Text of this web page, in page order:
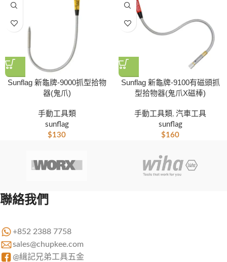
Sunflag 新龜牌-9000抓型拾物
器(鬼爪)
手動工具類
sunflag
$130
Sunflag 新龜牌-9100有磁頭抓
型拾物器(鬼爪X磁棒)
手動工具類, 汽車工具
sunflag
$160
聯絡我們
+852 2388 7758
sales@chupkee.com
@緝記兄弟工具五金